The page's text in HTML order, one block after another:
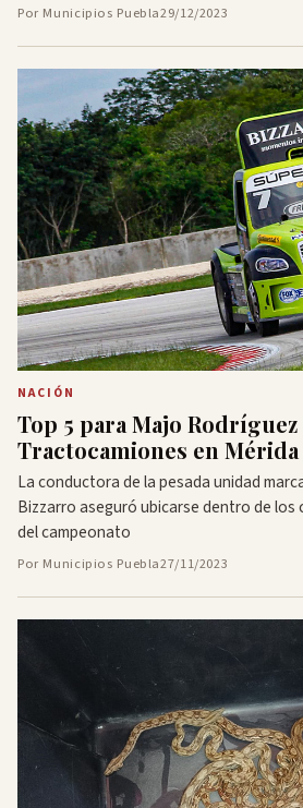
Por Municipios Puebla29/12/2023
NACIÓN
Top 5 para Majo
Tractocamiones en Mérida
La conductora de la pesada unidad
Bizzarro aseguró ubicarse dentro de los
del campeonato
Por Municipios Puebla27/11/2023